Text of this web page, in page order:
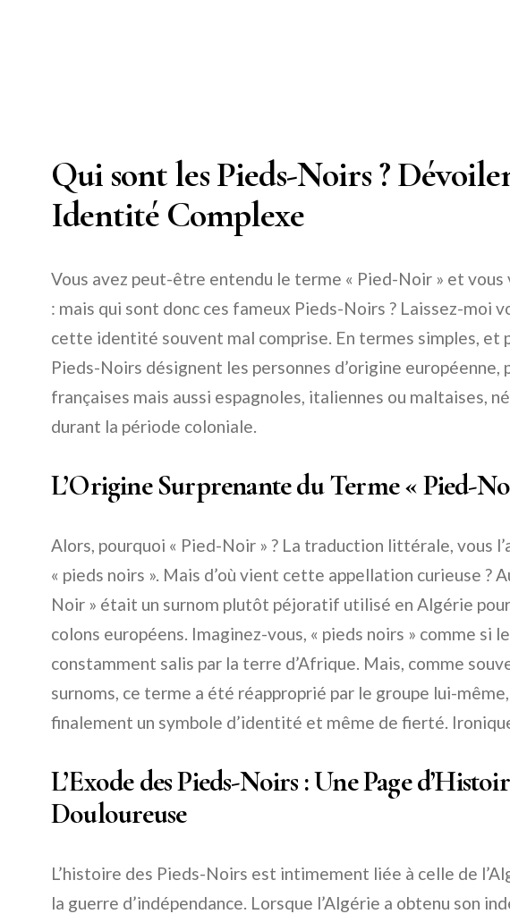
Qui sont les Pieds-Noirs ?
Identité Complexe
Vous avez peut-être entendu le terme « Pied-Noir » et vous
: mais qui sont donc ces fameux Pieds-Noirs ? Laissez-moi
cette identité souvent mal comprise. En termes simples, et
Pieds-Noirs désignent les personnes d’origine européenne,
françaises mais aussi espagnoles, italiennes ou maltaises,
durant la période coloniale.
L’Origine Surprenante du Terme « Pied-
Alors, pourquoi « Pied-Noir » ? La traduction littérale, vous
« pieds noirs ». Mais d’où vient cette appellation curieuse ?
Noir » était un surnom plutôt péjoratif utilisé en Algérie
colons européens. Imaginez-vous, « pieds noirs » comme si
constamment salis par la terre d’Afrique. Mais, comme
surnoms, ce terme a été réapproprié par le groupe lui-
finalement un symbole d’identité et même de fierté.
L’Exode des Pieds-Noirs : Une Page
Douloureuse
L’histoire des Pieds-Noirs est intimement liée à celle de
la guerre d’indépendance. Lorsque l’Algérie a obtenu son